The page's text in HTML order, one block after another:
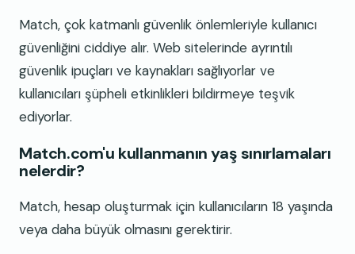
Match, çok katmanlı güvenlik önlemleriyle kullanıcı
güvenliğini ciddiye alır. Web sitelerinde ayrıntılı
güvenlik ipuçları ve kaynakları sağlıyorlar ve
kullanıcıları şüpheli etkinlikleri bildirmeye teşvik
ediyorlar.
Match.com'u kullanmanın yaş sınırlamaları
nelerdir?
Match, hesap oluşturmak için kullanıcıların 18 yaşında
veya daha büyük olmasını gerektirir.